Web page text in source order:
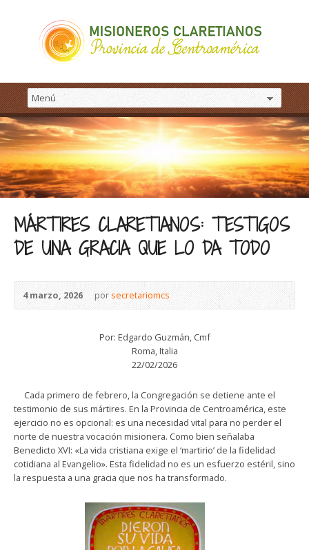
MÁRTIRES CLARETIANOS: TESTIGOS
DE UNA GRACIA QUE LO DA TODO
4 marzo, 2026 porsecretariomcs
Por: Edgardo Guzmán, Cmf
Roma, Italia
22/02/2026
Cada primero de febrero, la Congregación se detiene ante el
testimonio de sus mártires. En la Provincia de Centroamérica, este
ejercicio no es opcional: es una necesidad vital para no perder el
norte de nuestra vocación misionera. Como bien señalaba
Benedicto XVI: «La vida cristiana exige el ‘martirio’ de la fidelidad
cotidiana al Evangelio». Esta fidelidad no es un esfuerzo estéril, sino
la respuesta a una gracia que nos ha transformado.